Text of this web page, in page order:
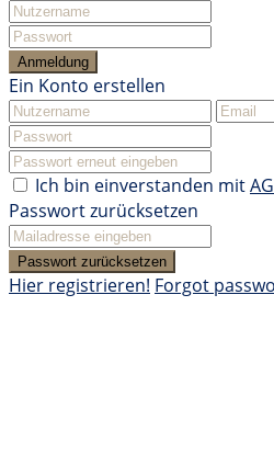
Anmeldung
Ein Konto erstellen
Ich bin einverstanden mit
Passwort zurücksetzen
Passwort zurücksetzen
Hier registrieren! Forgot